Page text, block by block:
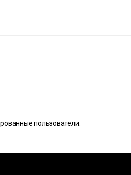
пользователи.